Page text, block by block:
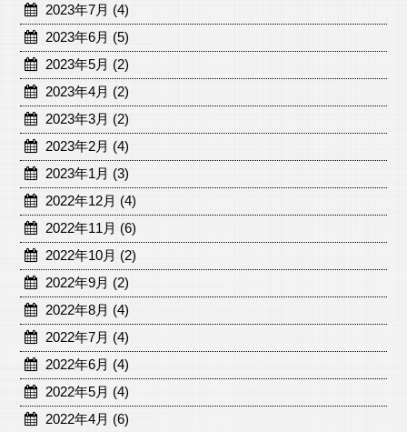
2023年7月 (4)
2023年6月 (5)
2023年5月 (2)
2023年4月 (2)
2023年3月 (2)
2023年2月 (4)
2023年1月 (3)
2022年12月 (4)
2022年11月 (6)
2022年10月 (2)
2022年9月 (2)
2022年8月 (4)
2022年7月 (4)
2022年6月 (4)
2022年5月 (4)
2022年4月 (6)